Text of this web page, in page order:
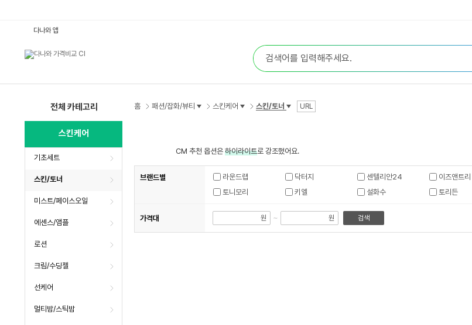
합
검
색
다나와 앱
전체 카테고리
스킨케어
기초세트
스킨/토너
미스트/페이스오일
에센스/앰플
로션
크림/수딩젤
선케어
멀티밤/스틱밤
홈 패션/잡화/뷰티 스킨케어 스킨/토너 URL
CM 추천 옵션은 하이라이트로 강조했어요.
브랜드별 라운드랩 닥터지 센텔리안24 이즈앤트리
토니모리
키엘 설화수 토리든
가격대 원 ~ 원 검색